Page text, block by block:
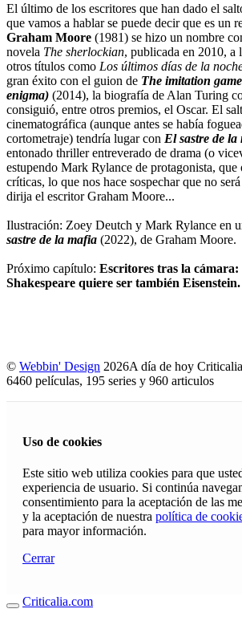
El último de los escritores que han dado el
que vamos a hablar se puede decir que es un
Graham Moore (1981) se hizo un nombre
novela The sherlockian, publicada en 2010, a
otros títulos como Los últimos días de la
gran éxito con el guion de The imitation
enigma) (2014), la biografía de Alan Turing
consiguió, entre otros premios, el Oscar. El
cinematográfica (aunque antes se había
cortometraje) tendría lugar con El sastre de la
entonado thriller entreverado de drama (o
estupendo Mark Rylance de protagonista, que
críticas, lo que nos hace sospechar que no
dirija el escritor Graham Moore...
Ilustración: Zoey Deutch y Mark Rylance en
sastre de la mafia (2022), de Graham Moore.
Próximo capítulo: Escritores tras la cámara:
Shakespeare quiere ser también
© Webbin' Design 2026A día de hoy
6460 películas, 195 series y 960 articulos
Uso de cookies
Este sitio web utiliza cookies para que
experiencia de usuario. Si continúa
consentimiento para la aceptación de las
y la aceptación de nuestra política de
para mayor información.
Cerrar
Criticalia.com